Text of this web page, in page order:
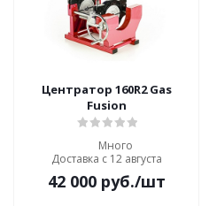
Центратор 160R2 Gas
Fusion
Много
Доставка с 12 августа
42 000руб./шт